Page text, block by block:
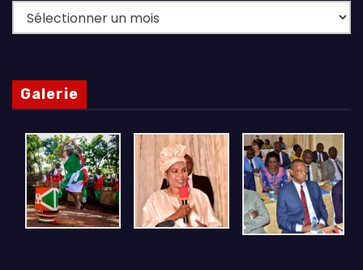
Archives
Galerie